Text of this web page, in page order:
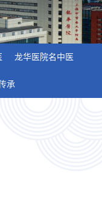
龙华医院名中医
承